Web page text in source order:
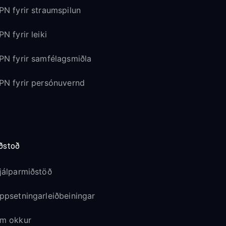
fyrir straumspilun
fyrir leiki
fyrir samfélagsmiðla
fyrir persónuvernd
okkur